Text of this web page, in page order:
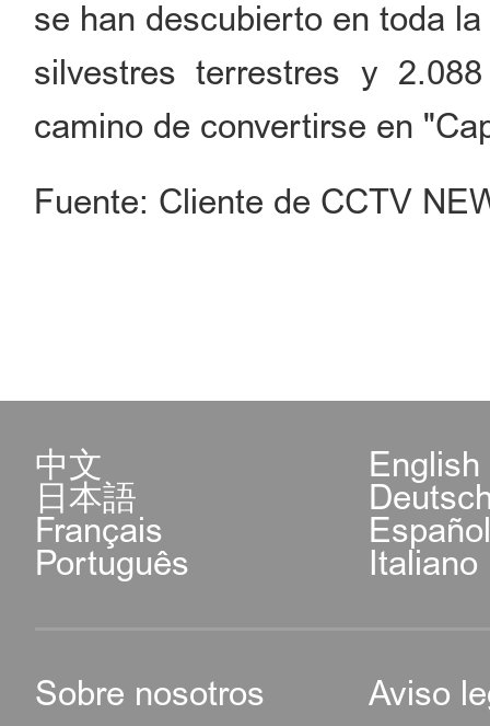
se han descubierto en toda
silvestres terrestres y
camino de convertirse en
Fuente: Cliente de CCTV
中文 English
日本語
Français
Português Italiano
Sobre nosotros Aviso